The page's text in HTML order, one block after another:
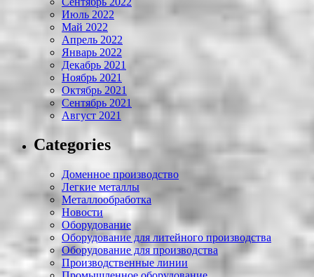
Июль 2022
Май 2022
Апрель 2022
Январь 2022
Декабрь 2021
Ноябрь 2021
Октябрь 2021
Сентябрь 2021
Август 2021
Categories
Доменное производство
Легкие металлы
Металлообработка
Новости
Оборудование
Оборудование для литейного производства
Оборудование для производства
Производственные линии